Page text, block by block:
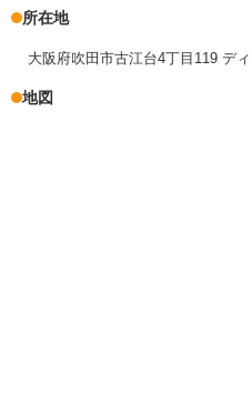
所在地
大阪府吹田市古江台4丁目119 デ
地図